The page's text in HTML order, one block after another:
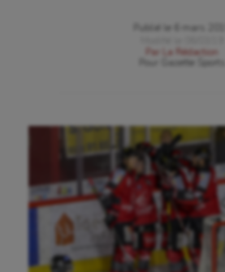
Publié le
6 mars 2019
Par
La Rédaction
Gazette Sports